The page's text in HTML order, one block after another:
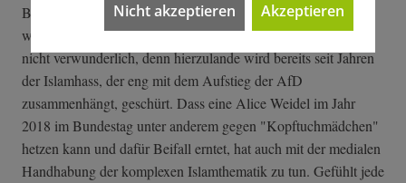
Bereits nach der Novellierung des österreichischen Gesetzes
wünschten sich deutsche Rechte ähnliche Schritte. Dies ist
nicht verwunderlich, denn hierzulande wird bereits seit Jahren
der Islamhass, der eng mit dem Aufstieg der AfD
zusammenhängt, geschürt. Dass eine Alice Weidel im Jahr
2018 im Bundestag unter anderem gegen "Kopftuchmädchen"
hetzen kann und dafür Beifall erntet, hat auch mit der medialen
Handhabung der komplexen Islamthematik zu tun. Gefühlt jede
Nicht akzeptieren Akzeptieren